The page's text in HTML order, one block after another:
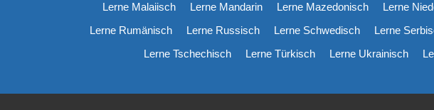
Lerne Malaiisch
Lerne Mandarin Lerne Mazedonisch Lerne
Lerne Rumänisch
Lerne Russisch Lerne Schwedisch Lerne
Lerne Tschechisch
Lerne Türkisch Lerne Ukrainisch